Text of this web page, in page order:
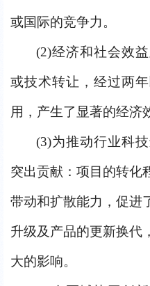
或国际的竞争力。
(2)经济和社会效
或技术转让，经过两
用，产生了显著的经济
(3)为推动行业科
突出贡献：项目的转化
带动和扩散能力，促进
升级及产品的更新换代
大的影响。